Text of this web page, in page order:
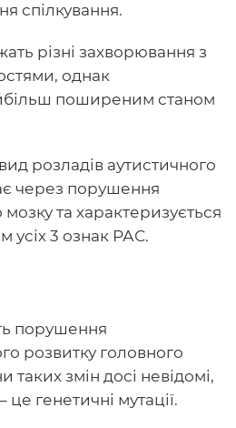
спілкування.
різні захворювання з
однак
поширеним станом
розладів аутистичного
через порушення
та характеризується
3 ознак РАС.
порушення
розвитку головного
таких змін досі невідомі,
генетичні мутації.